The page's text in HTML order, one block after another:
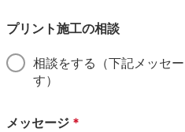
プリント施工の相談
相談をする（下記メッセ
す）
メッセージ *